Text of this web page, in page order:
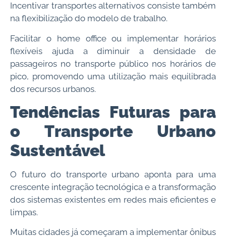
Incentivar transportes alternativos consiste também
na flexibilização do modelo de trabalho.
Facilitar o home office ou implementar horários
flexíveis ajuda a diminuir a densidade de
passageiros no transporte público nos horários de
pico, promovendo uma utilização mais equilibrada
dos recursos urbanos.
Tendências Futuras para
o Transporte Urbano
Sustentável
O futuro do transporte urbano aponta para uma
crescente integração tecnológica e a transformação
dos sistemas existentes em redes mais eficientes e
limpas.
Muitas cidades já começaram a implementar ônibus